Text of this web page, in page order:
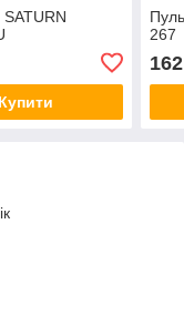
Купити
267
162